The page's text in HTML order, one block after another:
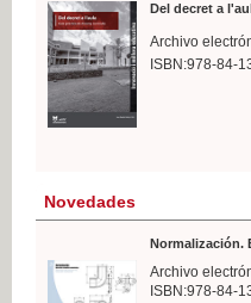
Del decret a
Archivo
ISBN:978-84-
Novedades
Normalización.
Archivo
ISBN:978-84-